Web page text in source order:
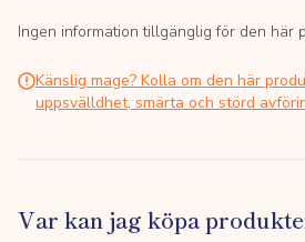
Ingen information tillgänglig för den här
Känslig mage? Kolla om den här
uppsvälldhet, smärta och störd
Var kan jag köpa